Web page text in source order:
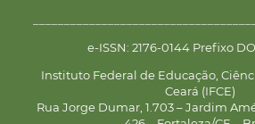
e-ISSN: 2176-0144 Prefixo
Instituto Federal de Educação,
Ceará (IFCE)
Rua Jorge Dumar, 1.703 – Jardim